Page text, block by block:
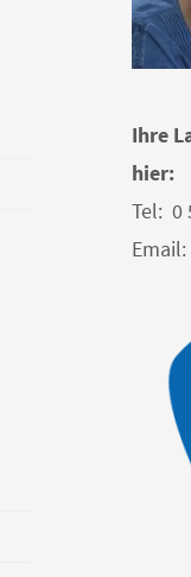
Ihre
hier:
Tel: 0
Email: